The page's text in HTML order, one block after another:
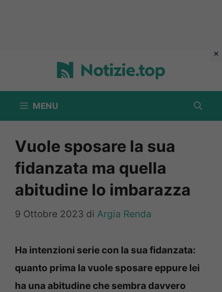
contenuto
MENU
Vuole sposare la sua
fidanzata ma quella
abitudine lo imbarazza
9 Ottobre 2023 di Argia Renda
Ha intenzioni serie con la sua fidanzata:
quanto prima la vuole sposare eppure lei
ha una abitudine che sembra davvero